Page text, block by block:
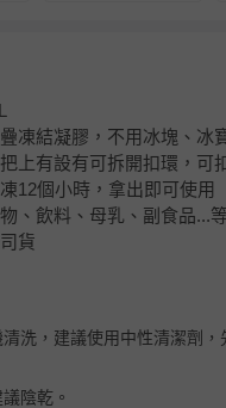
凍結凝膠，不用冰塊、冰
上有設有可拆開扣環，可
12個小時，拿出即可使用
、飲料、母乳、副食品...
貨
洗，建議使用中性清潔劑，
陰乾。